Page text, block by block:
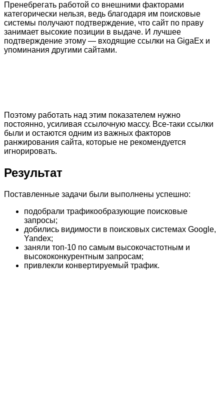
Пренебрегать работой со внешними факторами
категорически нельзя, ведь благодаря им поисковые
системы получают подтверждение, что сайт по праву
занимает высокие позиции в выдаче. И лучшее
подтверждение этому — входящие ссылки на GigaEx и
упоминания другими сайтами.
Поэтому работать над этим показателем нужно
постоянно, усиливая ссылочную массу. Все-таки ссылки
были и остаются одним из важных факторов
ранжирования сайта, которые не рекомендуется
игнорировать.
Результат
Поставленные задачи были выполнены успешно:
подобрали трафикообразующие поисковые
запросы;
добились видимости в поисковых системах Google,
Yandex;
заняли топ-10 по самым высокочастотным и
высококонкурентным запросам;
привлекли конвертируемый трафик.